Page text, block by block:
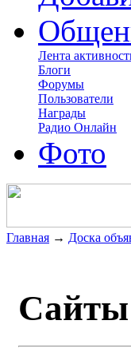
Лента
Блоги
Форумы
Пользователи
Награды
Радио Онлайн
Фото
Главная → Доска